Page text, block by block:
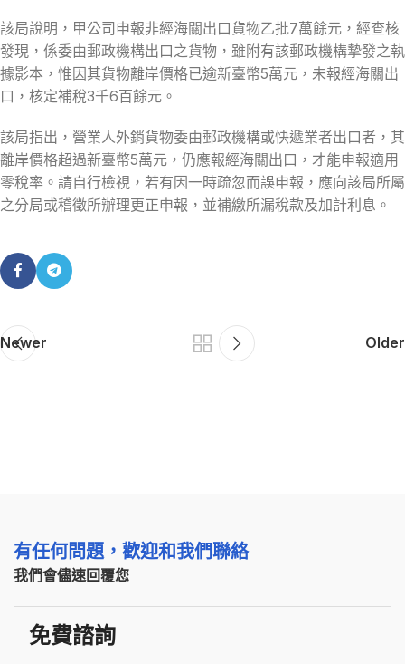
該局說明，甲公司申報非經海關出口貨物乙批7萬餘元，經查核
發現，係委由郵政機構出口之貨物，雖附有該郵政機構摯發之執
據影本，惟因其貨物離岸價格已逾新臺幣5萬元，未報經海關出
口，核定補稅3千6百餘元。
該局指出，營業人外銷貨物委由郵政機構或快遞業者出口者，其
離岸價格超過新臺幣5萬元，仍應報經海關出口，才能申報適用
零稅率。請自行檢視，若有因一時疏忽而誤申報，應向該局所屬
之分局或稽徵所辦理更正申報，並補繳所漏稅款及加計利息。
Newer Older
有任何問題，歡迎和我們聯絡
我們會儘速回覆您
免費諮詢